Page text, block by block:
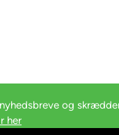
og
her